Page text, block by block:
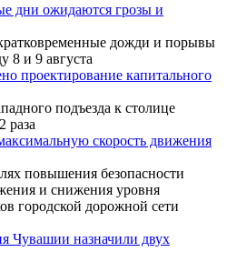
дни ожидаются грозы и
дожди и порывы
8 и 9 августа
проектирование капитального
подъезда к столице
раза
скорость движения
повышения безопасности
и снижения уровня
городской дорожной сети
Чувашии назначили двух